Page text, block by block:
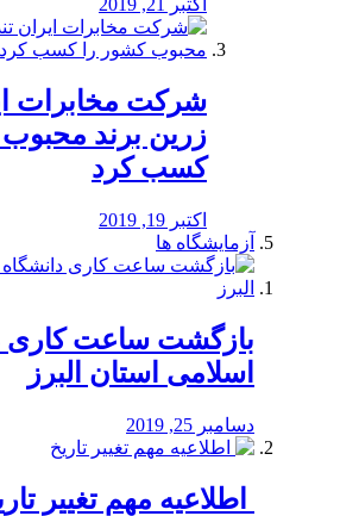
اکتبر 21, 2019
شرکت مخابرات
زرین برند محبوب
کسب کرد
اکتبر 19, 2019
آزمایشگاه ها
بازگشت ساعت کاری
اسلامی استان البرز
دسامبر 25, 2019
اطلاعیه مهم تغییر